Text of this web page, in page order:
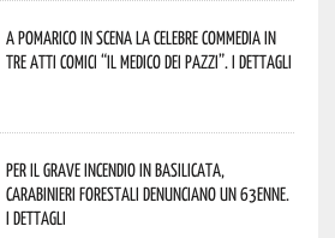
A Pomarico in scena la celebre commedia in
tre atti comici “Il medico dei pazzi”. I dettagli
Per il grave incendio in Basilicata,
Carabinieri forestali denunciano un 63enne.
I dettagli